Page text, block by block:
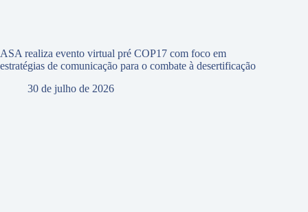
ASA realiza evento virtual pré COP17 com foco em
estratégias de comunicação para o combate à desertificação
30 de julho de 2026